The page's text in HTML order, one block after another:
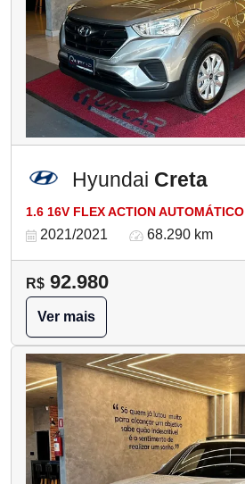
Hyundai Creta
1.6 16V FLEX ACTION AUTOMÁTICO
2021/2021 68.290 km
R$ 92.980
Ver mais